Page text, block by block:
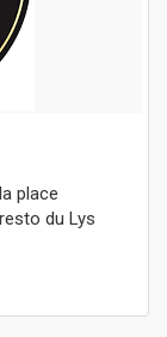
place
du Lys